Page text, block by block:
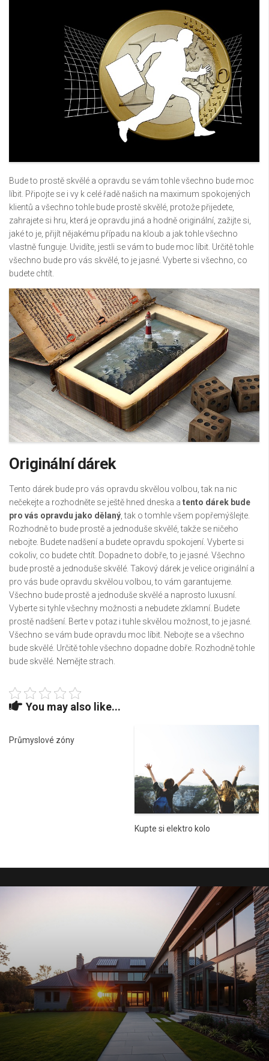
Bude to prostě skvělé a opravdu se vám tohle všechno bude moc
líbit. Připojte se i vy k celé řadě našich na maximum spokojených
klientů a všechno tohle bude prostě skvělé, protože přijedete,
zahrajete si hru, která je opravdu jiná a hodně originální, zažijte si,
jaké to je, přijít nějakému případu na kloub a jak tohle všechno
vlastně funguje. Uvidíte, jestli se vám to bude moc líbit. Určitě tohle
všechno bude pro vás skvělé, to je jasné. Vyberte si všechno, co
budete chtít.
Originální dárek
Tento dárek bude pro vás opravdu skvělou volbou, tak na nic
nečekejte a rozhodněte se ještě hned dneska a tento dárek bude
pro vás opravdu jako dělaný , tak o tomhle všem popřemýšlejte.
Rozhodně to bude prostě a jednoduše skvělé, takže se ničeho
nebojte. Budete nadšení a budete opravdu spokojení. Vyberte si
cokoliv, co budete chtít. Dopadne to dobře, to je jasné. Všechno
bude prostě a jednoduše skvělé. Takový dárek je velice originální a
pro vás bude opravdu skvělou volbou, to vám garantujeme.
Všechno bude prostě a jednoduše skvělé a naprosto luxusní.
Vyberte si tyhle všechny možnosti a nebudete zklamní. Budete
prostě nadšení. Berte v potaz i tuhle skvělou možnost, to je jasné.
Všechno se vám bude opravdu moc líbit. Nebojte se a všechno
bude skvělé. Určitě tohle všechno dopadne dobře. Rozhodně tohle
bude skvělé. Nemějte strach.
You may also like...
Průmyslové zóny
Kupte si elektro kolo